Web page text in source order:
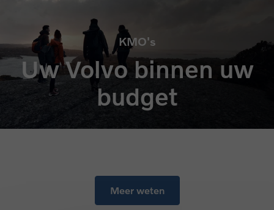
KMO's
Uw Volvo binnen uw
budget
Meer weten